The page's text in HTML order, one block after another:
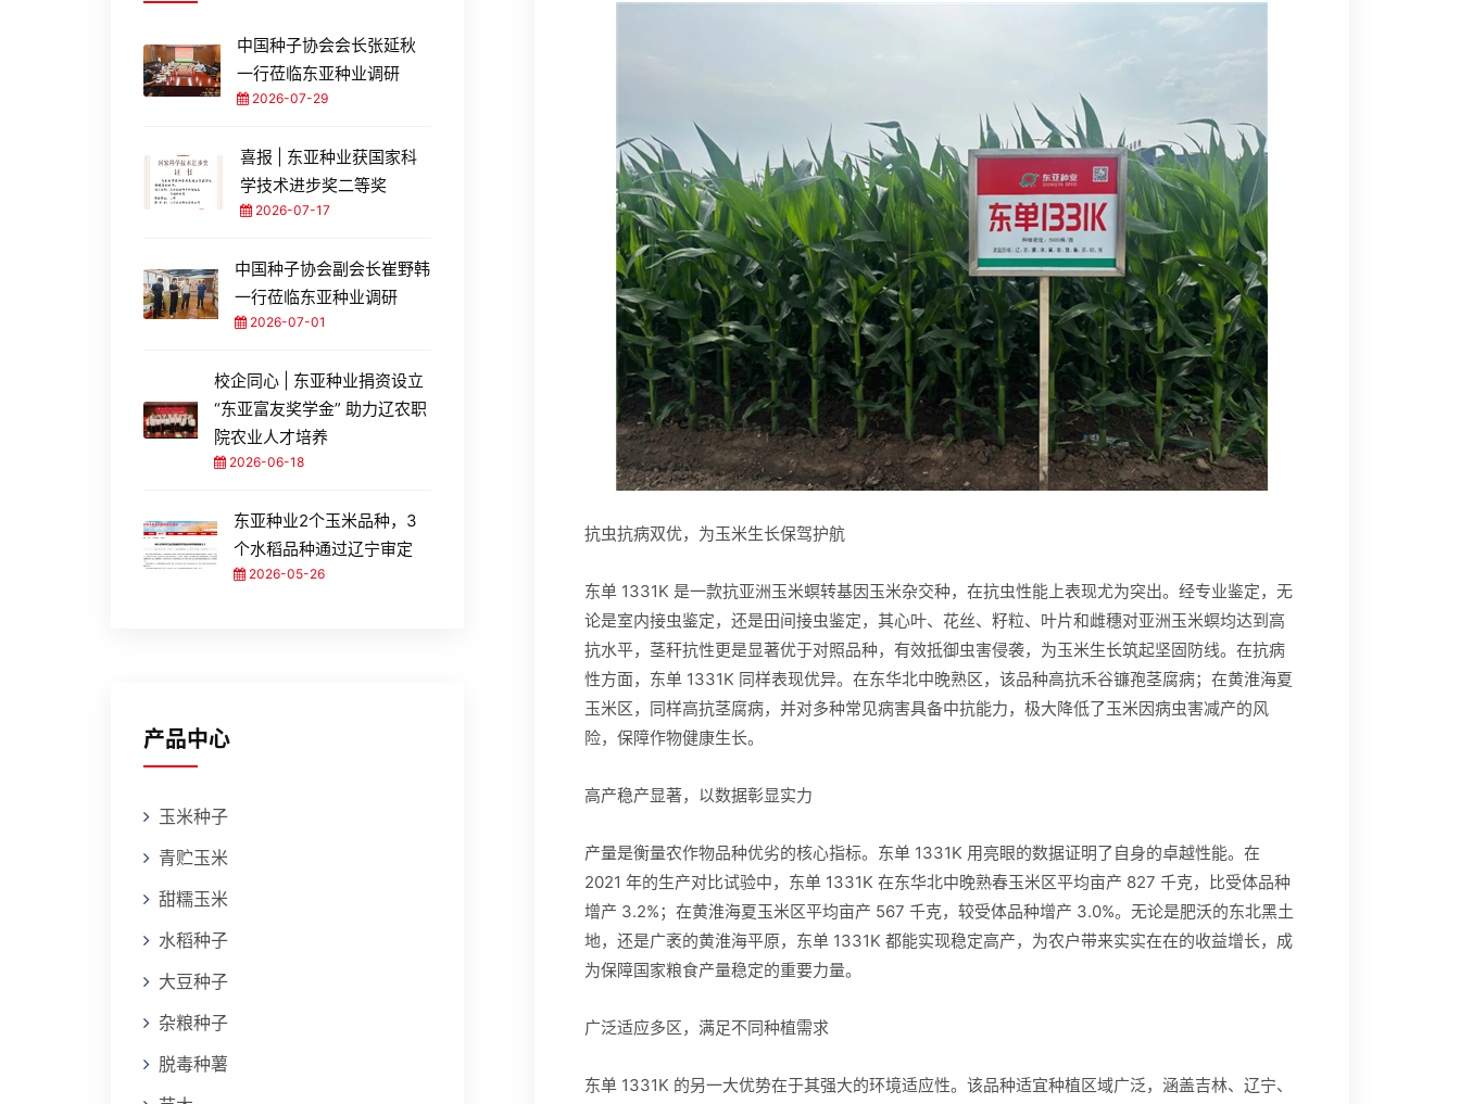
中国种子协会会长张延秋
一行莅临东亚种业调研
2026-07-29
喜报 | 东亚种业获国家科
学技术进步奖二等奖
2026-07-17
中国种子协会副会长崔野韩
一行莅临东亚种业调研
2026-07-01
校企同心 | 东亚种业捐资设立
“东亚富友奖学金” 助力辽农职
院农业人才培养
2026-06-18
东亚种业2个玉米品种，3
个水稻品种通过辽宁审定
2026-05-26
产品中心
玉米种子
青贮玉米
甜糯玉米
水稻种子
大豆种子
杂粮种子
脱毒种薯
抗虫抗病双优，为玉米生长保驾护航
东单 1331K 是一款抗亚洲玉米螟转基因玉米杂交种，在抗虫性能上表现尤为突出。经专业鉴定，无
论是室内接虫鉴定，还是田间接虫鉴定，其心叶、花丝、籽粒、叶片和雌穗对亚洲玉米螟均达到高
抗水平，茎秆抗性更是显著优于对照品种，有效抵御虫害侵袭，为玉米生长筑起坚固防线。在抗病
性方面，东单 1331K 同样表现优异。在东华北中晚熟区，该品种高抗禾谷镰孢茎腐病；在黄淮海夏
玉米区，同样高抗茎腐病，并对多种常见病害具备中抗能力，极大降低了玉米因病虫害减产的风
险，保障作物健康生长。
高产稳产显著，以数据彰显实力
产量是衡量农作物品种优劣的核心指标。东单 1331K 用亮眼的数据证明了自身的卓越性能。在
2021 年的生产对比试验中，东单 1331K 在东华北中晚熟春玉米区平均亩产 827 千克，比受体品种
增产 3.2%；在黄淮海夏玉米区平均亩产 567 千克，较受体品种增产 3.0%。无论是肥沃的东北黑土
地，还是广袤的黄淮海平原，东单 1331K 都能实现稳定高产，为农户带来实实在在的收益增长，成
为保障国家粮食产量稳定的重要力量。
广泛适应多区，满足不同种植需求
东单 1331K 的另一大优势在于其强大的环境适应性。该品种适宜种植区域广泛，涵盖吉林、辽宁、